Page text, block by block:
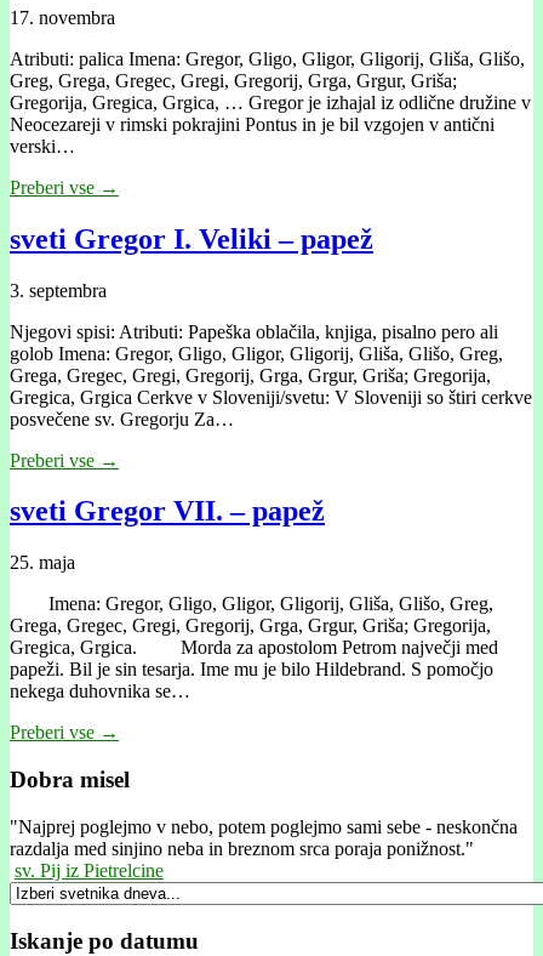
17. novembra
Atributi: palica Imena: Gregor, Gligo, Gligor, Gligorij, Gliša, Glišo,
Greg, Grega, Gregec, Gregi, Gregorij, Grga, Grgur, Griša;
Gregorija, Gregica, Grgica, … Gregor je izhajal iz odlične družine v
Neocezareji v rimski pokrajini Pontus in je bil vzgojen v antični
verski…
Preberi vse →
sveti Gregor I. Veliki – papež
3. septembra
Njegovi spisi: Atributi: Papeška oblačila, knjiga, pisalno pero ali
golob Imena: Gregor, Gligo, Gligor, Gligorij, Gliša, Glišo, Greg,
Grega, Gregec, Gregi, Gregorij, Grga, Grgur, Griša; Gregorija,
Gregica, Grgica Cerkve v Sloveniji/svetu: V Sloveniji so štiri cerkve
posvečene sv. Gregorju Za…
Preberi vse →
sveti Gregor VII. – papež
25. maja
Imena: Gregor, Gligo, Gligor, Gligorij, Gliša, Glišo, Greg,
Grega, Gregec, Gregi, Gregorij, Grga, Grgur, Griša; Gregorija,
Gregica, Grgica. Morda za apostolom Petrom največji med
papeži. Bil je sin tesarja. Ime mu je bilo Hildebrand. S pomočjo
nekega duhovnika se…
Preberi vse →
Dobra misel
"Najprej poglejmo v nebo, potem poglejmo sami sebe - neskončna
razdalja med sinjino neba in breznom srca poraja ponižnost."
sv. Pij iz Pietrelcine
Iskanje po datumu